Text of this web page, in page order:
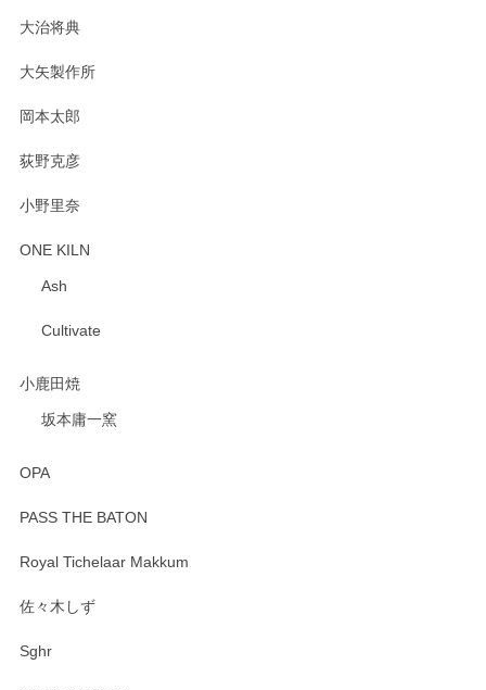
大治将典
大矢製作所
岡本太郎
荻野克彦
小野里奈
ONE KILN
Ash
Cultivate
小鹿田焼
坂本庸一窯
OPA
PASS THE BATON
Royal Tichelaar Makkum
佐々木しず
Sghr